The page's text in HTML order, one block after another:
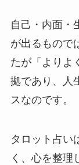
自己・内面・
が出るもので
たが「よりよ
拠であり、人
スなのです。
タロット占い
く、心を整理